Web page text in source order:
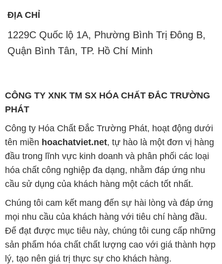
ĐỊA CHỈ
1229C Quốc lộ 1A, Phường Bình Trị Đông B,
Quận Bình Tân, TP. Hồ Chí Minh
CÔNG TY XNK TM SX HÓA CHẤT ĐẮC TRƯỜNG
PHÁT
Công ty Hóa Chất Đắc Trường Phát, hoạt động dưới
tên miền hoachatviet.net, tự hào là một đơn vị hàng
đầu trong lĩnh vực kinh doanh và phân phối các loại
hóa chất công nghiệp đa dạng, nhằm đáp ứng nhu
cầu sử dụng của khách hàng một cách tốt nhất.
Chúng tôi cam kết mang đến sự hài lòng và đáp ứng
mọi nhu cầu của khách hàng với tiêu chí hàng đầu.
Để đạt được mục tiêu này, chúng tôi cung cấp những
sản phẩm hóa chất chất lượng cao với giá thành hợp
lý, tạo nên giá trị thực sự cho khách hàng.